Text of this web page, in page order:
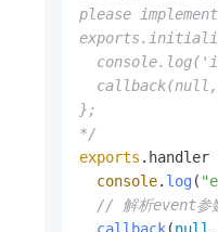
please
};
*/
exports . handler
console. log(
// 解析event参